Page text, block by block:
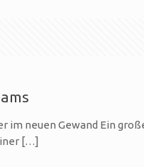
im neuen Gewand Ein
[…]